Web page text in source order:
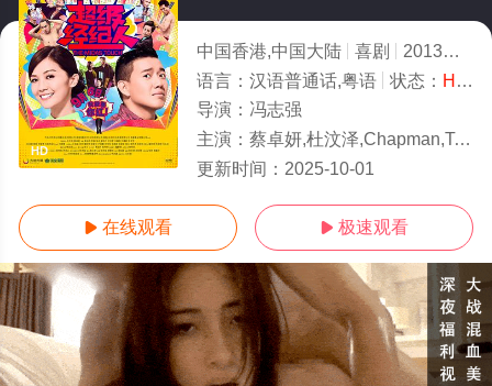
HD
中国香港,中国大陆 喜剧 2013
7.0
语言： 汉语普通话,粤语 状态： HD
-
导演： 冯志强
主演： 蔡卓妍,杜汶泽,Chapman,To,高晟晖,王祖蓝,钟欣潼,何炅,谢霆锋,泳儿,霍汶希,张敬
更新时间： 2025-10-01
 在线观看  极速观看